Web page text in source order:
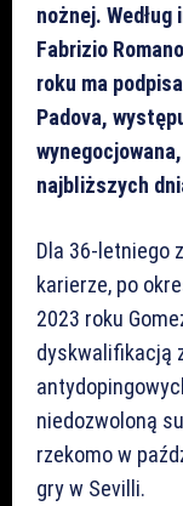
nożnej.
Fabrizio
roku ma
Padova,
najbliższych
Dla 36-letniego
karierze, po
2023 roku
dyskwalifikacją
niedozwoloną
rzekomo w
gry w Sevilli.